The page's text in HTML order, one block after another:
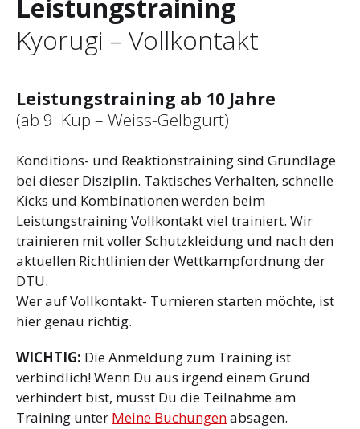
Leistungstraining
Kyorugi – Vollkontakt
Leistungstraining ab 10 Jahre
(ab 9. Kup – Weiss-Gelbgurt)
Konditions- und Reaktionstraining sind Grundlage
bei dieser Disziplin. Taktisches Verhalten, schnelle
Kicks und Kombinationen werden beim
Leistungstraining Vollkontakt viel trainiert. Wir
trainieren mit voller Schutzkleidung und nach den
aktuellen Richtlinien der Wettkampfordnung der
DTU.
Wer auf Vollkontakt- Turnieren starten möchte, ist
hier genau richtig.
WICHTIG: Die Anmeldung zum Training ist
verbindlich! Wenn Du aus irgend einem Grund
verhindert bist, musst Du die Teilnahme am
Training unter Meine Buchungenabsagen.